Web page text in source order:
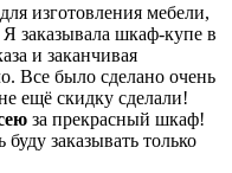
изготовления мебели,
заказывала шкаф-купе в
и заканчивая
Все было сделано очень
ещё скидку сделали!
за прекрасный шкаф!
заказывать только